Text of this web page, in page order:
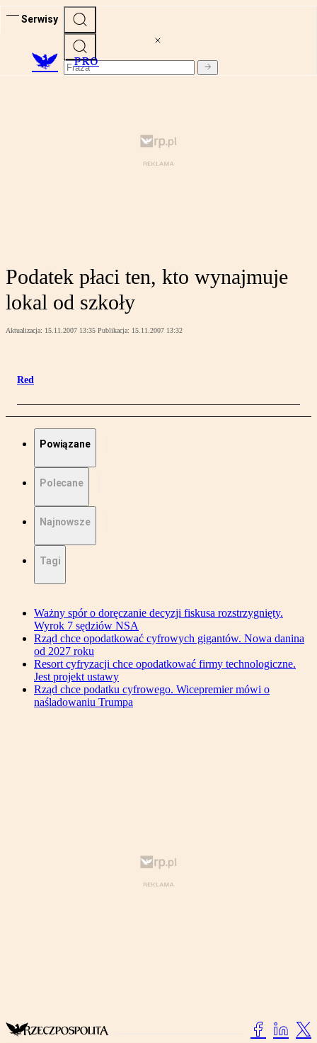
Serwisy
PRO
Podatek płaci ten, kto wynajmuje
lokal od szkoły
Aktualizacja: 15.11.2007 13:35 Publikacja: 15.11.2007 13:32
Red
Powiązane
Polecane
Najnowsze
Tagi
Ważny spór o doręczanie decyzji fiskusa rozstrzygnięty.
Wyrok 7 sędziów NSA
Rząd chce opodatkować cyfrowych gigantów. Nowa danina
od 2027 roku
Resort cyfryzacji chce opodatkować firmy technologiczne.
Jest projekt ustawy
Rząd chce podatku cyfrowego. Wicepremier mówi o
naśladowaniu Trumpa